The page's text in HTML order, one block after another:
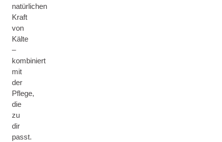
natürlichen
Kraft
von
Kälte
–
kombiniert
mit
der
Pflege,
die
zu
dir
passt.